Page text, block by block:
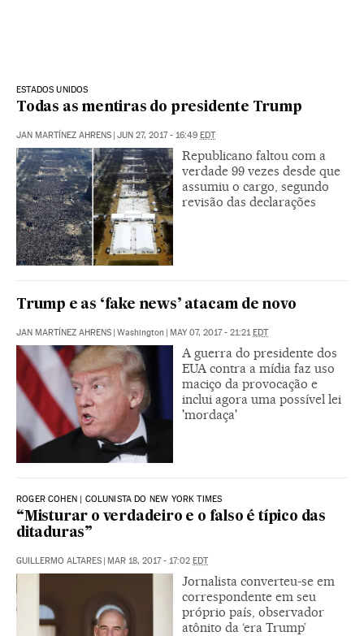
ESTADOS UNIDOS
Todas as mentiras do presidente Trump
JAN MARTÍNEZ AHRENS | JUN 27, 2017 - 16:49 EDT
Republicano faltou com a
verdade 99 vezes desde que
assumiu o cargo, segundo
revisão das declarações
Trump e as ‘fake news’ atacam de novo
JAN MARTÍNEZ AHRENS | Washington | MAY 07, 2017 - 21:21 EDT
A guerra do presidente dos
EUA contra a mídia faz uso
maciço da provocação e
inclui agora uma possível lei
'mordaça'
ROGER COHEN | COLUNISTA DO NEW YORK TIMES
“Misturar o verdadeiro e o falso é típico das
ditaduras”
GUILLERMO ALTARES | MAR 18, 2017 - 17:02 EDT
Jornalista converteu-se em
correspondente em seu
próprio país, observador
atônito da ‘era Trump’